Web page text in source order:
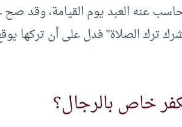
عنه العبد يوم القيامة، وقد صح
ترك الصلاة” فدل على أن تركها
خاص بالرجال؟